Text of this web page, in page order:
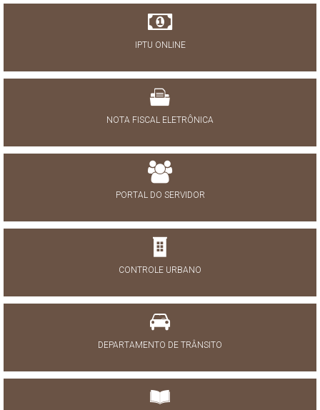
IPTU ONLINE
NOTA FISCAL ELETRÔNICA
PORTAL DO SERVIDOR
CONTROLE URBANO
DEPARTAMENTO DE TRÂNSITO